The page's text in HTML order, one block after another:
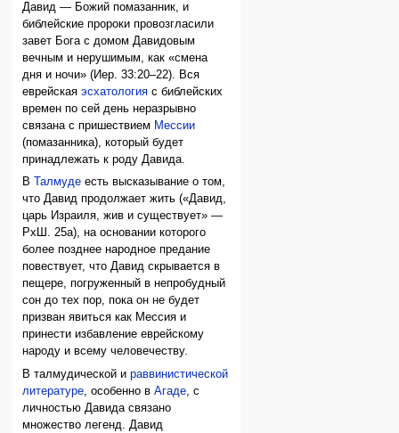
Давид — Божий помазанник, и
библейские пророки провозгласили
завет Бога с домом Давидовым
вечным и нерушимым, как «смена
дня и ночи» (Иер. 33:20–22). Вся
еврейскаяэсхатология с библейских
времен по сей день неразрывно
связана с пришествием Мессии
(помазанника), который будет
принадлежать к роду Давида.
В
Талмуде есть высказывание о том,
что Давид продолжает жить («Давид,
царь Израиля, жив и существует» —
РхШ. 25а), на основании которого
более позднее народное предание
повествует, что Давид скрывается в
пещере, погруженный в непробудный
сон до тех пор, пока он не будет
призван явиться как Мессия и
принести избавление еврейскому
народу и всему человечеству.
В талмудической ираввинистической
литературе , особенно вАгаде , с
личностью Давида связано
множество легенд. Давид